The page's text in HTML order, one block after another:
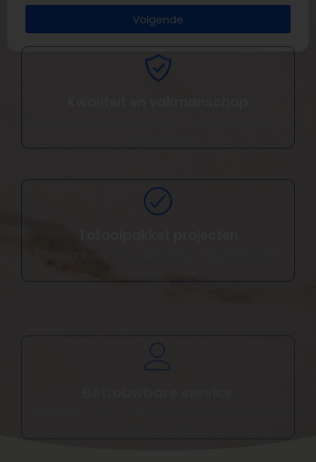
Volgende
Kwaliteit en vakmanschap
Totaalpakket projecten
Betrouwbare service
Wij bieden persoonlijke begeleiding gedurende